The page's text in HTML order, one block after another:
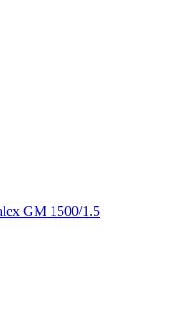
GM 1500/1.5